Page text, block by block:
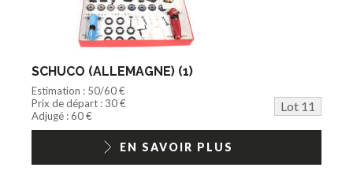
SCHUCO (ALLEMAGNE) (1)
Estimation : 50/60 €
Prix de départ : 30 €
Lot 11
Adjugé : 60 €
EN SAVOIR PLUS